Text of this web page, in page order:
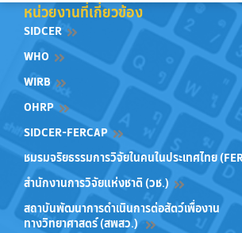
หน่วยงานที่เกี่ยวข้อง
SIDCER
WHO
WIRB
OHRP
SIDCER-FERCAP
ชมรมจริยธรรมการวิจัยในคนในประเทศไทย
สำนักงานการวิจัยแห่งชาติ (วช.)
สถาบันพัฒนาการดำเนินการต่อสัตว์เพื่องาน
ทางวิทยาศาสตร์ (สพสว.)